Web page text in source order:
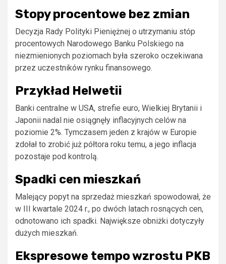
Stopy procentowe bez zmian
Decyzja Rady Polityki Pieniężnej o utrzymaniu stóp
procentowych Narodowego Banku Polskiego na
niezmienionych poziomach była szeroko oczekiwana
przez uczestników rynku finansowego.
Przykład Helwetii
Banki centralne w USA, strefie euro, Wielkiej Brytanii i
Japonii nadal nie osiągnęły inflacyjnych celów na
poziomie 2%. Tymczasem jeden z krajów w Europie
zdołał to zrobić już półtora roku temu, a jego inflacja
pozostaje pod kontrolą.
Spadki cen mieszkań
Malejący popyt na sprzedaż mieszkań spowodował, że
w III kwartale 2024 r., po dwóch latach rosnących cen,
odnotowano ich spadki. Największe obniżki dotyczyły
dużych mieszkań.
Ekspresowe tempo wzrostu PKB